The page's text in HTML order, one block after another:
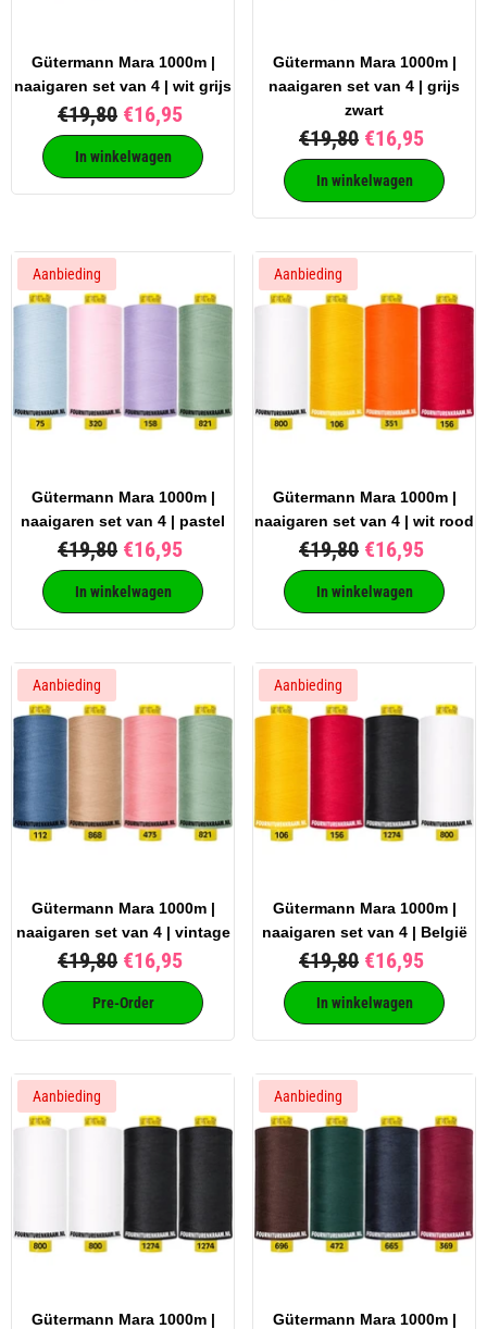
Gütermann Mara 1000m |
naaigaren set van 4 | wit grijs
€19,80 €16,95
In winkelwagen
Gütermann Mara 1000m |
naaigaren set van 4 | grijs
zwart
€19,80 €16,95
In winkelwagen
Aanbieding
Gütermann Mara 1000m |
naaigaren set van 4 | pastel
€19,80 €16,95
In winkelwagen
Aanbieding
Gütermann Mara 1000m |
naaigaren set van 4 | wit rood
€19,80 €16,95
In winkelwagen
Aanbieding
Gütermann Mara 1000m |
naaigaren set van 4 | vintage
€19,80 €16,95
Pre-Order
Aanbieding
Gütermann Mara 1000m |
naaigaren set van 4 | België
€19,80 €16,95
In winkelwagen
Aanbieding
Gütermann Mara 1000m |
Aanbieding
Gütermann Mara 1000m |